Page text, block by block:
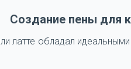
Создание пены для
латте обладал